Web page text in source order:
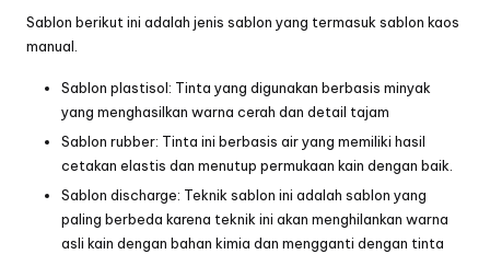
Sablon berikut ini adalah jenis sablon yang termasuk sablon kaos
manual.
Sablon plastisol: Tinta yang digunakan berbasis minyak
yang menghasilkan warna cerah dan detail tajam
Sablon rubber: Tinta ini berbasis air yang memiliki hasil
cetakan elastis dan menutup permukaan kain dengan baik.
Sablon discharge: Teknik sablon ini adalah sablon yang
paling berbeda karena teknik ini akan menghilankan warna
asli kain dengan bahan kimia dan mengganti dengan tinta